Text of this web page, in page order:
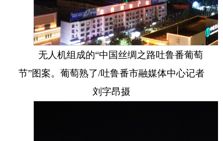
无人机组成的“中国丝绸之路吐鲁番葡萄
节”图案。葡萄熟了/吐鲁番市融媒体中心记者
刘字昂摄